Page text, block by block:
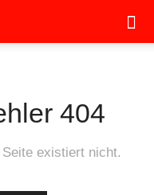
404
existiert nicht.